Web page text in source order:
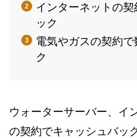
インターネットの
ック
電気やガスの契約
ク
ウォーターサーバー、イ
の契約でキャッシュバッ